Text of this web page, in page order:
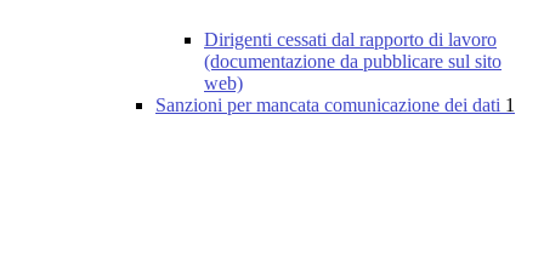
Dirigenti cessati dal rapporto di lavoro
(documentazione da pubblicare sul sito
web)
Sanzioni per mancata comunicazione dei dati 1